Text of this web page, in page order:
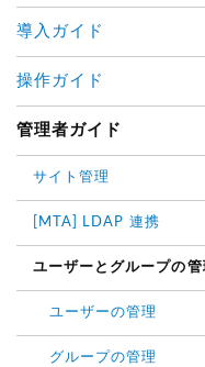
導入ガイド
操作ガイド
管理者ガイド
サイト管理
[MTA] LDAP 連携
ユーザーとグループの管
ユーザーの管理
グループの管理